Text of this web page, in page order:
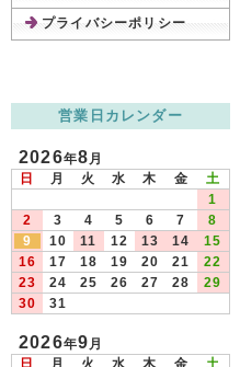
プライバシーポリシー
営業日カレンダー
2026年8月
日
月 火 水 木 金
土
1
2
3 4 5 6 7
8
9
10 11 12 13 14
15
16
17 18 19 20 21
22
23
24 25 26 27 28
29
30
31
2026年9月
日
月 火 水 木 金
土